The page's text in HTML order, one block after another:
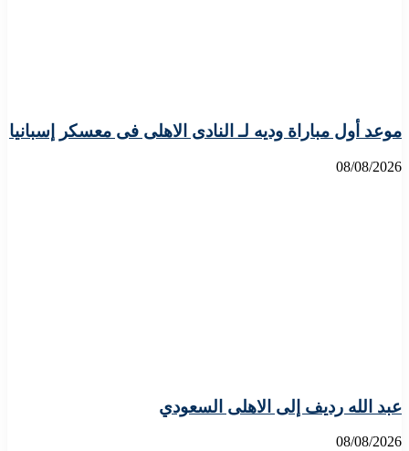
موعد أول مباراة وديه لـ النادى الاهلى فى معسكر إسبانيا
08/08/2026
عبد الله رديف إلى الاهلى السعودي
08/08/2026